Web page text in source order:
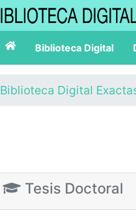
Biblioteca Digital
Biblioteca Digital
Tesis Doctoral